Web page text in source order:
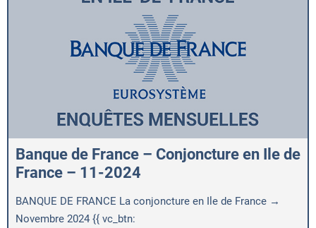
Banque de France – Conjoncture en Ile de
France – 11-2024
BANQUE DE FRANCE La conjoncture en Ile de France →
Novembre 2024 {{ vc_btn: